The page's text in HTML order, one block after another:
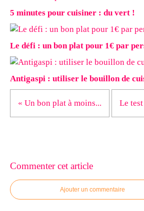
5 minutes pour cuisiner : du vert !
Le défi : un bon plat pour 1€ par
Antigaspi : utiliser le bouillon de
« Un bon plat à moins... Le
Commenter cet article
Ajouter un commentaire